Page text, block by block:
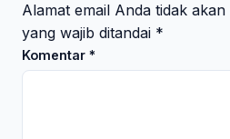
Alamat email Anda tidak
yang wajib ditandai *
Komentar *